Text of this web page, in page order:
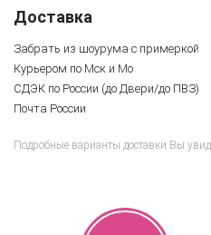
Доставка
Забрать из шоурума с примеркой
Курьером по Мск и Мо
СДЭК по России (до Двери/до ПВЗ)
Почта России
Подробные варианты доставки Вы